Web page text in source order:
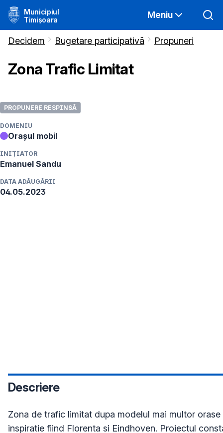
Municipiul
Timișoara
Meniu
Decidem Bugetare participativă Propuneri
Zona Trafic Limitat
PROPUNERE RESPINSĂ
DOMENIU
Orașul mobil
INIȚIATOR
Emanuel Sandu
DATA ADĂUGĂRII
04.05.2023
Descriere
Zona de trafic limitat dupa modelul mai multor
inspiratie fiind Florenta si Eindhoven. Proiectul